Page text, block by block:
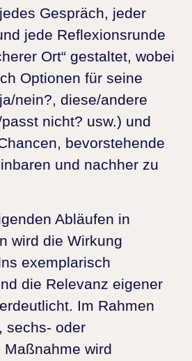
Gespräch, jeder
jede Reflexionsrunde
Ort“ gestaltet, wobei
Optionen für seine
nein?, diese/andere
nicht? usw.) und
bevorstehende
und nachher zu
Abläufen in
wird die Wirkung
exemplarisch
die Relevanz eigener
Im Rahmen
sechs- oder
wird